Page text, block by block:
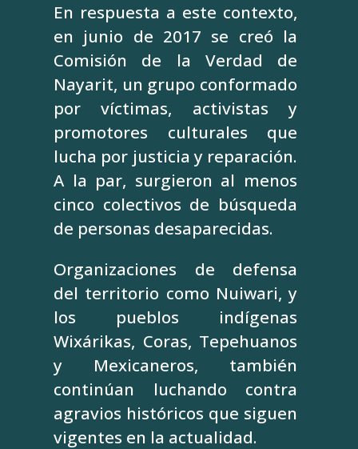
En respuesta a este contexto,
en junio de 2017 se creó la
Comisión de la Verdad de
Nayarit, un grupo conformado
por víctimas, activistas y
promotores culturales que
lucha por justicia y reparación.
A la par, surgieron al menos
cinco colectivos de búsqueda
de personas desaparecidas.
Organizaciones de defensa
del territorio como Nuiwari, y
los pueblos indígenas
Wixárikas, Coras, Tepehuanos
y Mexicaneros, también
continúan luchando contra
agravios históricos que siguen
vigentes en la actualidad.